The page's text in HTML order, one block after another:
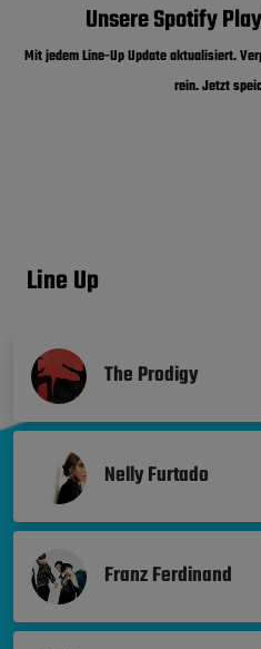
Unsere Spotify
Mit jedem Line-Up Update aktualisiert.
rein. Jetzt
Line Up
The Prodigy
Nelly Furtado
Franz Ferdinand